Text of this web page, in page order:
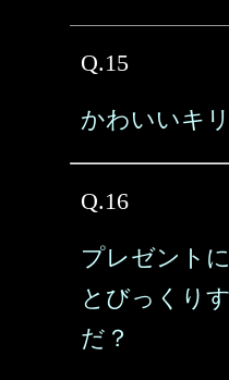
Q.15
かわいいキ
Q.16
プレゼント
とびっくり
だ？